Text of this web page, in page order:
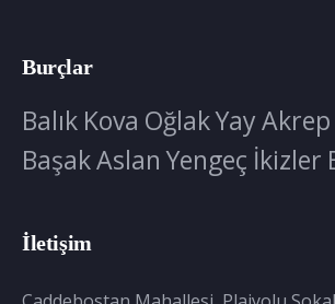
Burçlar
Balık Kova OğlakYayAkrep
BaşakAslan Yengeç İkizler
İletişim